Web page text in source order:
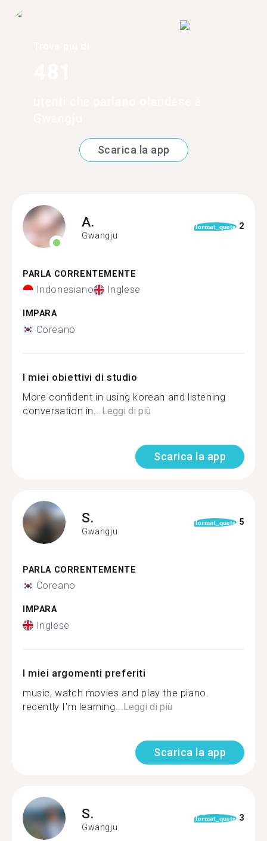
Scarica la app
A.
Gwangju
format_quote 2
PARLA CORRENTEMENTE
Indonesiano Inglese
IMPARA
Coreano
I miei obiettivi di studio
More confident in using korean and listening
conversation in... Leggi di più
Scarica la app
S.
Gwangju
format_quote 5
PARLA CORRENTEMENTE
Coreano
IMPARA
Inglese
I miei argomenti preferiti
music, watch movies and play the piano.
recently I'm learning... Leggi di più
Scarica la app
S.
Gwangju
format_quote 3